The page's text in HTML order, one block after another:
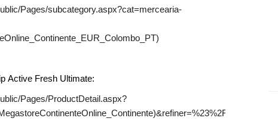
Pages/subcategory.aspx?cat=mercearia-
Active Fresh Ultimate:
Pages/ProductDetail.aspx?